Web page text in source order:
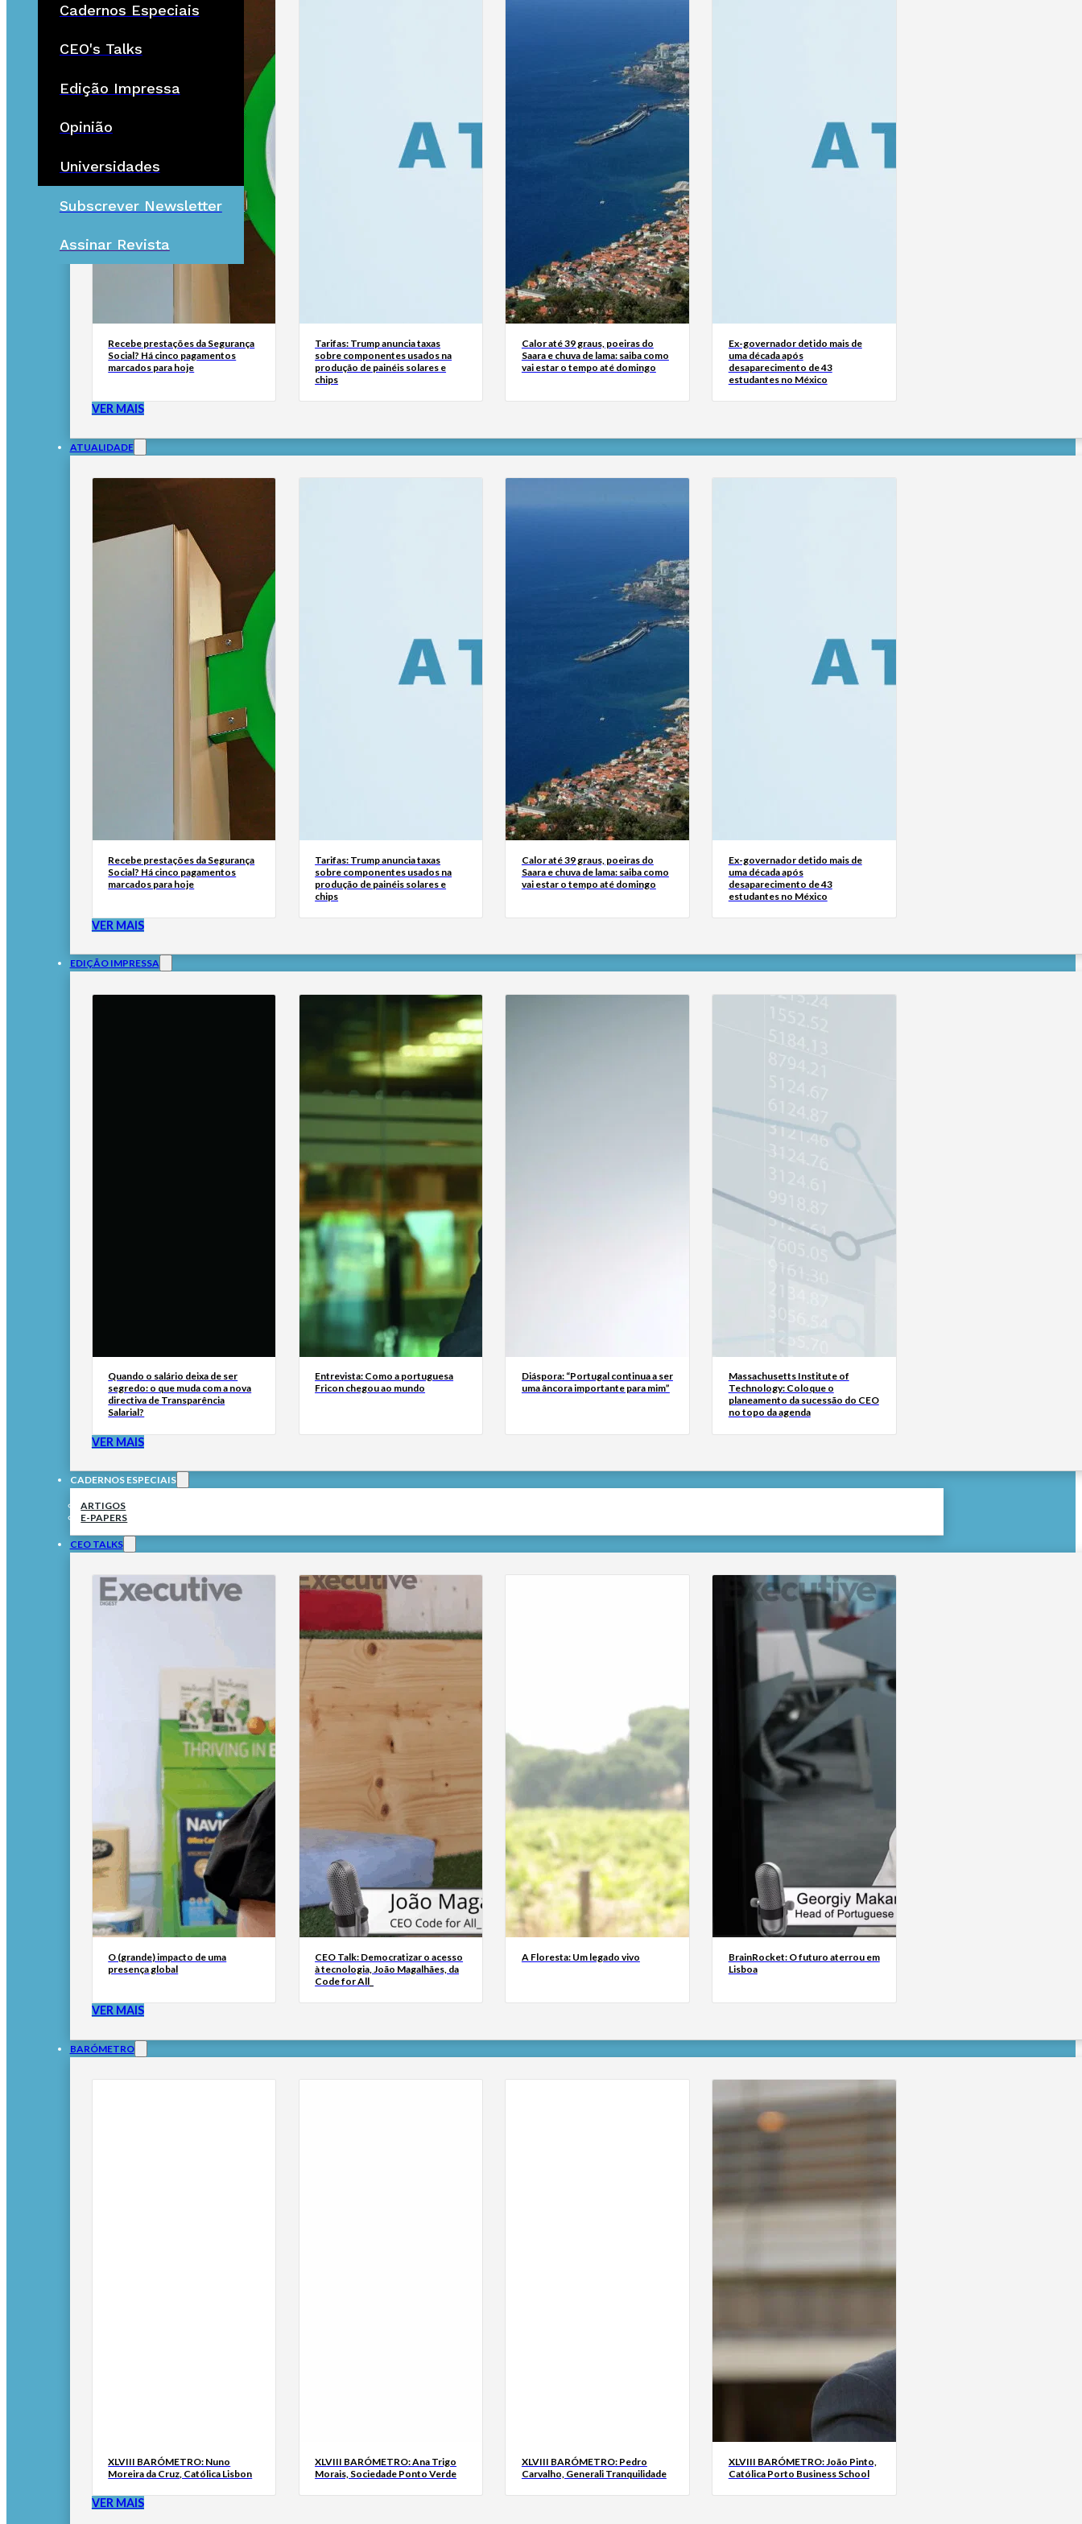
Cadernos Especiais
CEO's Talks
Edição Impressa
Opinião
Universidades
Subscrever Newsletter
Assinar Revista
Recebe prestações da Segurança
Social? Há cinco pagamentos
marcados para hoje
Tarifas: Trump anuncia taxas
sobre componentes usados na
produção de painéis solares e
chips
Calor até 39 graus, poeiras do
Saara e chuva de lama: saiba como
vai estar o tempo até domingo
Ex-governador detido mais de
uma década após
desaparecimento de 43
estudantes no México
VER MAIS
ATUALIDADE
Recebe prestações da Segurança
Social? Há cinco pagamentos
marcados para hoje
Tarifas: Trump anuncia taxas
sobre componentes usados na
produção de painéis solares e
chips
Calor até 39 graus, poeiras do
Saara e chuva de lama: saiba como
vai estar o tempo até domingo
Ex-governador detido mais de
uma década após
desaparecimento de 43
estudantes no México
VER MAIS
EDIÇÃO IMPRESSA
Quando o salário deixa de ser
segredo: o que muda com a nova
directiva de Transparência
Salarial?
Entrevista: Como a portuguesa
Fricon chegou ao mundo
Diáspora: “Portugal continua a ser
uma âncora importante para mim”
Massachusetts Institute of
Technology: Coloque o
planeamento da sucessão do CEO
no topo da agenda
VER MAIS
CADERNOS ESPECIAIS
ARTIGOS
E-PAPERS
CEO TALKS
O (grande) impacto de uma
presença global
CEO Talk: Democratizar o acesso
à tecnologia, João Magalhães, da
Code for All_
A Floresta: Um legado vivo
BrainRocket: O futuro aterrou em
Lisboa
VER MAIS
BARÓMETRO
XLVIII BARÓMETRO: Nuno
Moreira da Cruz, Católica Lisbon
XLVIII BARÓMETRO: Ana Trigo
Morais, Sociedade Ponto Verde
XLVIII BARÓMETRO: Pedro
Carvalho, Generali Tranquilidade
XLVIII BARÓMETRO: João Pinto,
Católica Porto Business School
VER MAIS